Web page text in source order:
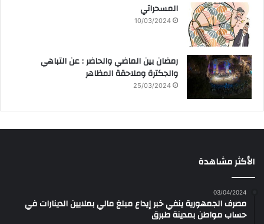
المسحراتي
10/03/2024
رمضان بين الماضي والحاضر : عن التباهي
والجكترة وملاحقة المظاهر
25/03/2024
الأكثر مشاهدة
03/04/2024
مصرف الجمهورية ينفي خبر إيداع مبلغ مالي بملايين الدينارات في
حساب مواطن بمدينة طبرق